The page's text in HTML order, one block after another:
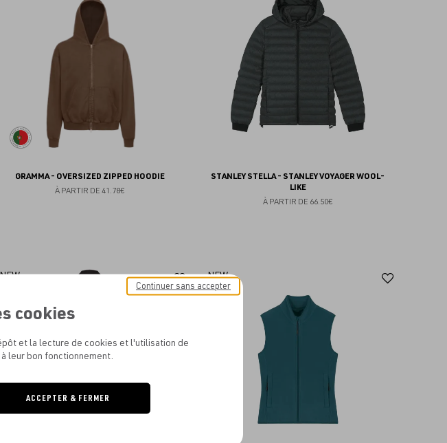
GRAMMA - OVERSIZED ZIPPED HOODIE
À PARTIR DE 41.78€
STANLEY STELLA - STANLEY VOYAGER WOOL-
LIKE
À PARTIR DE 66.50€
Ajouter
aux
NEW
cookies
et la lecture de cookies et l'utilisation de
leur bon fonctionnement.
Continuer sans accepter
ACCEPTER & FERMER